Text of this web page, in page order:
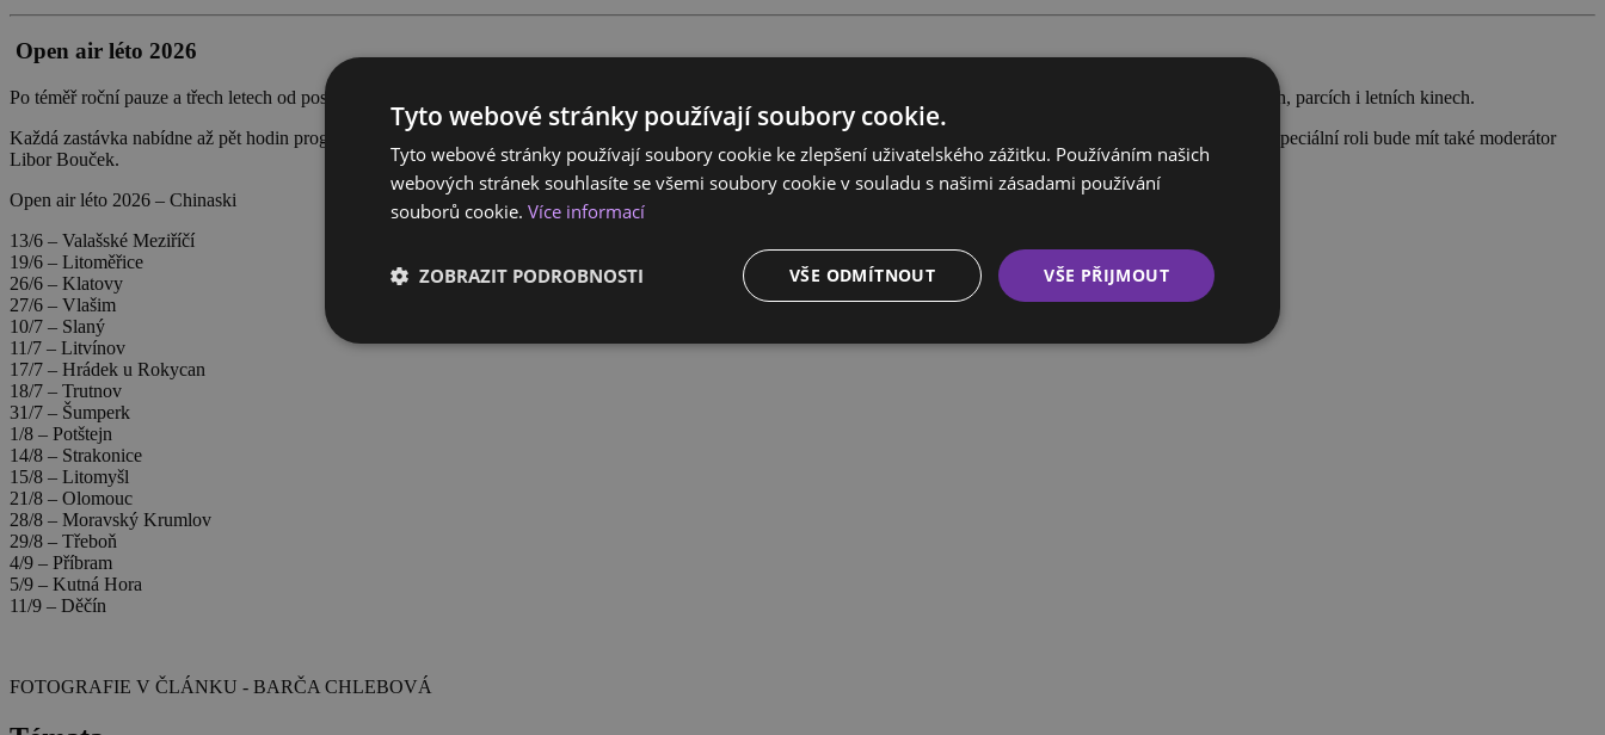
Open air léto 2026
Po téměř roční pauze a třech letech od posledního letního turné vyrazí Chinaski za fanoušky po celé republice. Koncerty proběhnou v amfiteátrech, zámeckých zahradách, parcích i letních kinech.
Každá zastávka nabídne až pět hodin programu – vedle koncertu Chinaski se fanoušci mohou těšit na hudebního hosta, DJ warm-up, autogramiádu i setkání s kapelou. Speciální roli bude mít také moderátor
Libor Bouček.
Open air léto 2026 – Chinaski
13/6 – Valašské Meziříčí
19/6 – Litoměřice
26/6 – Klatovy
27/6 – Vlašim
10/7 – Slaný
11/7 – Litvínov
17/7 – Hrádek u Rokycan
18/7 – Trutnov
31/7 – Šumperk
1/8 – Potštejn
14/8 – Strakonice
15/8 – Litomyšl
21/8 – Olomouc
28/8 – Moravský Krumlov
29/8 – Třeboň
4/9 – Příbram
5/9 – Kutná Hora
11/9 – Děčín
FOTOGRAFIE V ČLÁNKU - BARČA CHLEBOVÁ
Tyto webové stránky používají soubory cookie.
Tyto webové stránky používají soubory cookie ke zlepšení uživatelského zážitku. Používáním našich
webových stránek souhlasíte se všemi soubory cookie v souladu s našimi zásadami používání
souborů cookie. Více informací
VŠE PŘIJMOUT
VŠE ODMÍTNOUT
ZOBRAZIT PODROBNOSTI